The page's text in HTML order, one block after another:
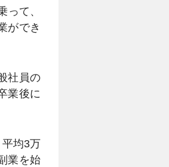
って、
ができ
社員の
業後に
均3万
業を始